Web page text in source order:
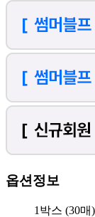
옵션정보
1박스 (30매)